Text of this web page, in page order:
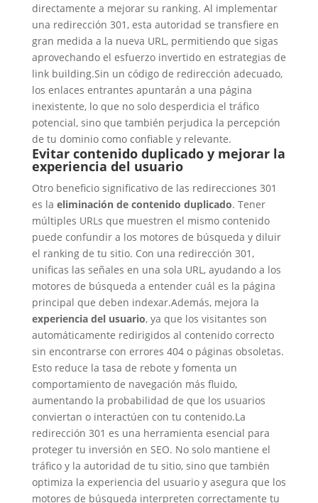
directamente a mejorar su ranking. Al implementar
una redirección 301, esta autoridad se transfiere en
gran medida a la nueva URL, permitiendo que sigas
aprovechando el esfuerzo invertido en estrategias de
link building.Sin un código de redirección adecuado,
los enlaces entrantes apuntarán a una página
inexistente, lo que no solo desperdicia el tráfico
potencial, sino que también perjudica la percepción
de tu dominio como confiable y relevante.
Evitar contenido duplicado y mejorar la
experiencia del usuario
Otro beneficio significativo de las redirecciones 301
es la eliminación de contenido duplicado. Tener
múltiples URLs que muestren el mismo contenido
puede confundir a los motores de búsqueda y diluir
el ranking de tu sitio. Con una redirección 301,
unificas las señales en una sola URL, ayudando a los
motores de búsqueda a entender cuál es la página
principal que deben indexar.Además, mejora la
experiencia del usuario, ya que los visitantes son
automáticamente redirigidos al contenido correcto
sin encontrarse con errores 404 o páginas obsoletas.
Esto reduce la tasa de rebote y fomenta un
comportamiento de navegación más fluido,
aumentando la probabilidad de que los usuarios
conviertan o interactúen con tu contenido.La
redirección 301 es una herramienta esencial para
proteger tu inversión en SEO. No solo mantiene el
tráfico y la autoridad de tu sitio, sino que también
optimiza la experiencia del usuario y asegura que los
motores de búsqueda interpreten correctamente tu